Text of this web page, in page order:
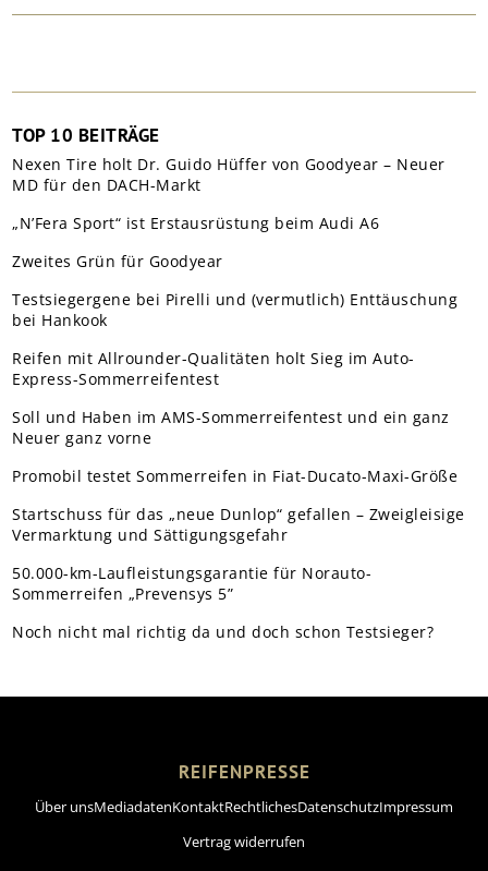
TOP 10 BEITRÄGE
Nexen Tire holt Dr. Guido Hüffer von Goodyear – Neuer
MD für den DACH-Markt
„N’Fera Sport“ ist Erstausrüstung beim Audi A6
Zweites Grün für Goodyear
Testsiegergene bei Pirelli und (vermutlich) Enttäuschung
bei Hankook
Reifen mit Allrounder-Qualitäten holt Sieg im Auto-
Express-Sommerreifentest
Soll und Haben im AMS-Sommerreifentest und ein ganz
Neuer ganz vorne
Promobil testet Sommerreifen in Fiat-Ducato-Maxi-Größe
Startschuss für das „neue Dunlop“ gefallen – Zweigleisige
Vermarktung und Sättigungsgefahr
50.000-km-Laufleistungsgarantie für Norauto-
Sommerreifen „Prevensys 5”
Noch nicht mal richtig da und doch schon Testsieger?
REIFENPRESSE
Über unsMediadatenKontaktRechtlichesDatenschutzImpressum
Vertrag widerrufen